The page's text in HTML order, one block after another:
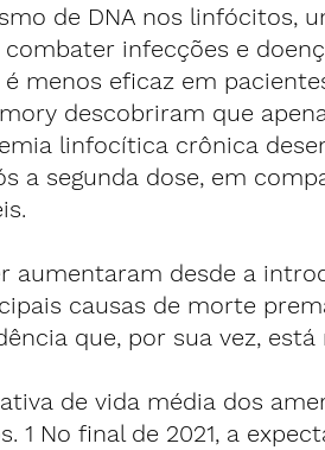
de DNA nos linfócitos,
infecções e
é menos eficaz em
descobriram que
linfocítica crônica
a segunda dose, em
aumentaram desde a
causas de morte
que, por sua vez, está
de vida média dos
1 No final de 2021, a